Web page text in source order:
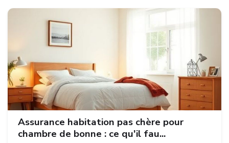
Assurance habitation pas chère pour
chambre de bonne : ce qu'il fau...